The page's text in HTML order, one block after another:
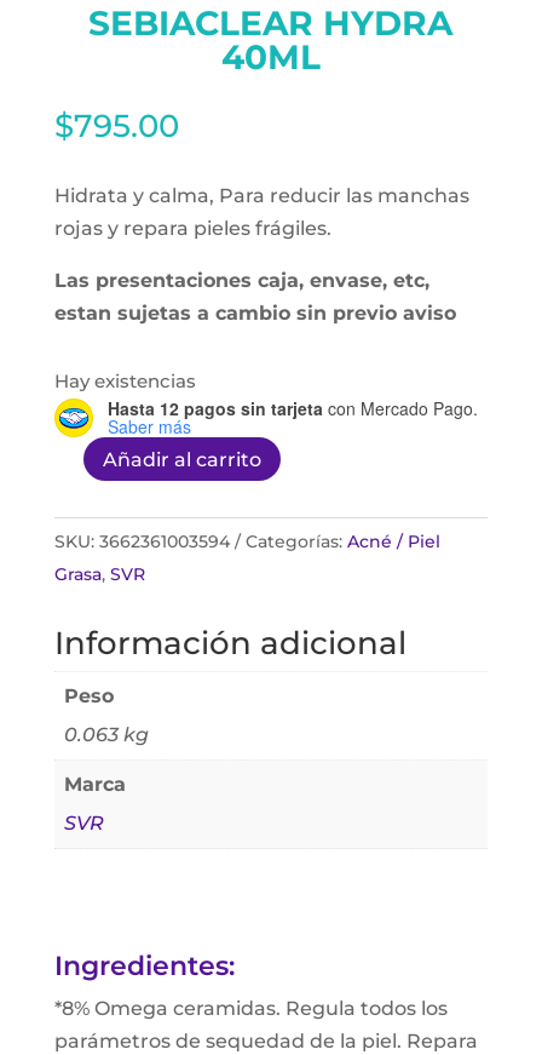
SEBIACLEAR HYDRA
40ML
$795.00
Hidrata y calma, Para reducir las manchas
rojas y repara pieles frágiles.
Las presentaciones caja, envase, etc,
estan sujetas a cambio sin previo aviso
Hay existencias
Hasta 12 pagos sin tarjeta con Mercado Pago.
Saber más
Sebiaclear
40ml
cantidad
Añadir al carrito
SKU: 3662361003594 Categorías: Acné / Piel
Grasa, SVR
Información adicional
Peso
0.063 kg
Marca
SVR
Ingredientes:
*8% Omega ceramidas. Regula todos los
parámetros de sequedad de la piel. Repara